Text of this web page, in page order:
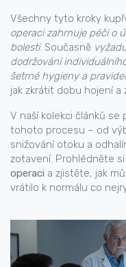
Všechny tyto kroky
operaci zahrnuje péči o
bolesti. Současně
dodržování
šetrné hygieny a
jak zkrátit dobu hojení
V naší kolekci článků
tohoto procesu – od
snižování otoku a
zotavení. Prohlédněte
operaci a zjistěte, jak
vrátilo k normálu co